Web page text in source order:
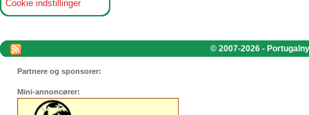
Cookie indstillinger
© 2007-2026 -
Partnere og sponsorer:
Mini-annoncører: